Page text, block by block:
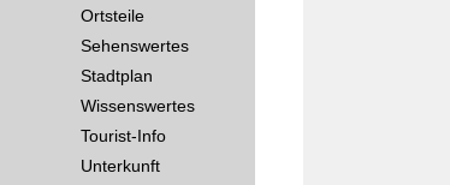
Ortsteile
Sehenswertes
Stadtplan
Wissenswertes
Tourist-Info
Unterkunft